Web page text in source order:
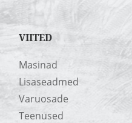
VIITED
Masinad
Lisaseadmed
Varuosade
Teenused